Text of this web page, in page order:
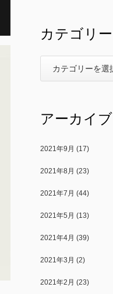
カテゴリー
アーカイブ
2021年9月 (17)
2021年8月 (23)
2021年7月 (44)
2021年5月 (13)
2021年4月 (39)
2021年3月 (2)
2021年2月 (23)